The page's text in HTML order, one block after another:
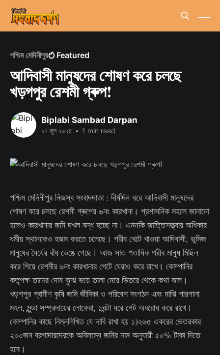
পশ্চিম মেদিনীপুর Featured
আদিবাসী মানুষদের শোষণ করে চলছে
খড়গপুর রেশমী গ্ৰুপ!
Biplabi Sambad Darpan
১৭ জুন ২০২৪ • 1 min read
পশ্চিম মেদিনীপুর নিজস্ব সংবাদদাতা : দীর্ঘদিন ধরে আদিবাসী মানুষদের
শোষণ করে চলছে রেশমী গ্ৰুপের ৬নং কারখানা। প্রশাসনিক মহলে জানানো
হলেও কারখানার জমি দখল বন্ধ হচ্ছে না। এমনকি জাত্তিসত্ত্বার অধিকার
ধর্মীয় স্থানকেও হজম করতে চলেছে। গরীব খেটে খাওয়া আদিবাসী, ভূমিজ
মানুষের ধৈর্যের বাঁধ ভেঙে গেছে। আজ সাত শতাধিক গরীব মানুষ মিছিল
করে গিয়ে রেশমীর ৬নং কারখানার গেটে ঘেরাও করে রাখে। কোম্পানির
কতৃপক্ষ তাদের দোষ বুঝে ভয়ে তালা মেরে ভিতরে থেকে কথা বলে।
খড়গপুর গ্ৰামীণ কৃষি জমি জীবিকা ও পরিবেশ সংগঠন এবং মাঝি পারগানা
মহল, মুন্ডা সম্প্রদায়ের লোকেরা, ১ঘন্টা ধরে গেট অবরোধ করে রাখে।
কোম্পানির কাছে নিম্নলিখিত যে দাবি রাখা হয় ১)২৬৫ একরের ভেতরকার
২০০জন বরগাদারদেরকে অবিলম্বে জমির দাম অনুযায়ী ৫০% টাকা দিতে
হবে।